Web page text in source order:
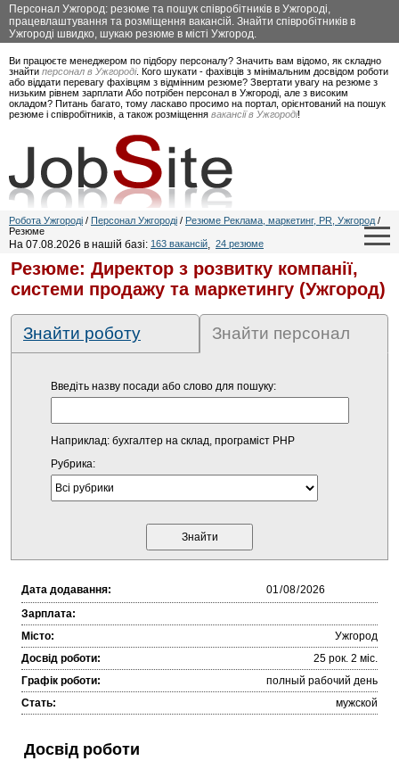
Персонал Ужгород: резюме та пошук співробітників в Ужгороді,
працевлаштування та розміщення вакансій. Знайти співробітників в
Ужгороді швидко, шукаю резюме в місті Ужгород.
Ви працюєте менеджером по підбору персоналу? Значить вам відомо, як складно
знайти персонал в Ужгороді. Кого шукати - фахівців з мінімальним досвідом роботи
або віддати перевагу фахівцям з відмінним резюме? Звертати увагу на резюме з
низьким рівнем зарплати Або потрібен персонал в Ужгороді, але з високим
окладом? Питань багато, тому ласкаво просимо на портал, орієнтований на пошук
резюме і співробітників, а також розміщення вакансії в Ужгороді!
Робота Ужгороді / Персонал Ужгороді / Резюме Реклама, маркетинг, PR, Ужгород /
Резюме
На 07.08.2026 в нашій базі: 163 вакансій, 24 резюме
Резюме: Директор з розвитку компанії,
системи продажу та маркетингу (Ужгород)
Знайти роботу Знайти персонал
Введіть назву посади або слово для пошуку:
Наприклад: бухгалтер на склад, програміст PHP
Рубрика:
Дата додавання:
Зарплата:
Місто:
Ужгород
Досвід роботи:
25 рок. 2 міc.
Графік роботи:
полный рабочий день
Стать:
мужской
Досвід роботи